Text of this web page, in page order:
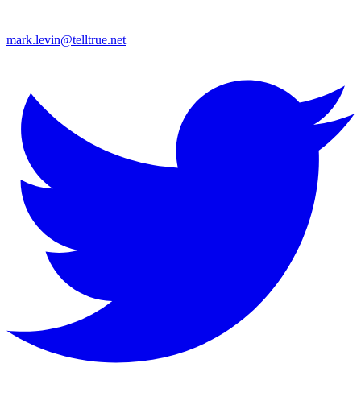
mark.levin@telltrue.net